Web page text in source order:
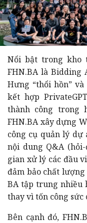
Nổi bật trong kho
FHN.BA là Bidding
Hưng “thổi hồn”
kết hợp
thành công trong
FHN.BA xây dựng
công cụ quản lý
nội dung Q&A
gian xử lý các đầu
đảm bảo chất
BA tập trung nhiều
thay vì tốn công sức
Bên cạnh đó,